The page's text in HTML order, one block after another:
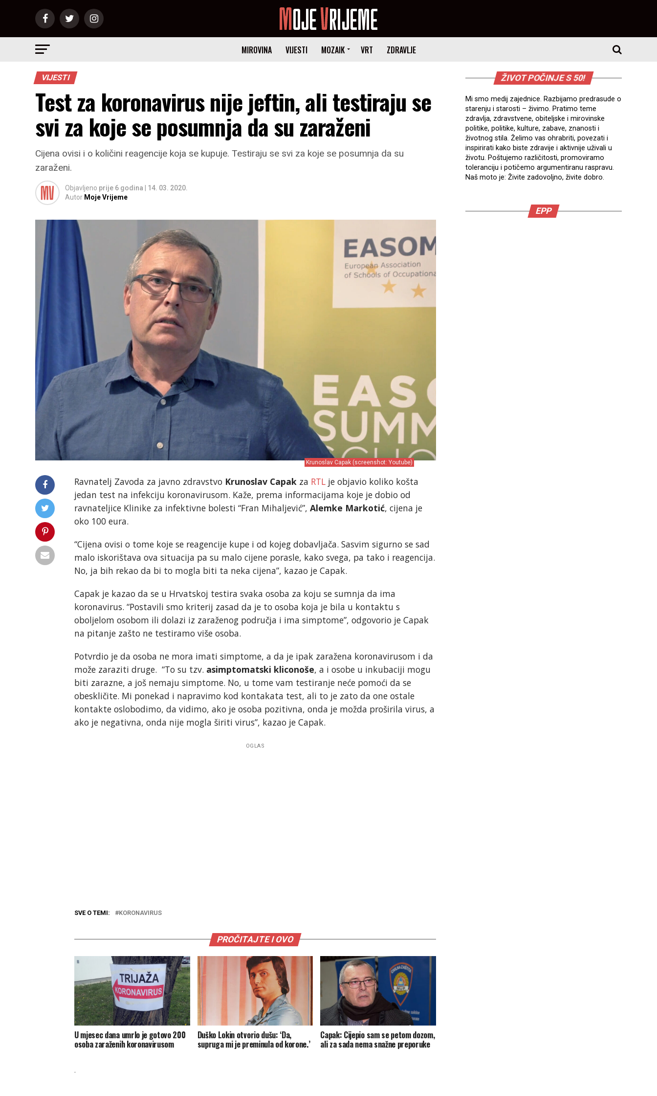
MIROVINA VIJESTI MOZAIK VRT ZDRAVLJE
VIJESTI
Test za koronavirus nije jeftin, ali testiraju se
svi za koje se posumnja da su zaraženi
Cijena ovisi i o količini reagencije koja se kupuje. Testiraju se svi za koje se posumnja da su
zaraženi.
Objavljeno prije 6 godina
14. 03. 2020.
Autor Moje Vrijeme
Krunoslav Capak (screenshot: Youtube)
Ravnatelj Zavoda za javno zdravstvo Krunoslav Capak za RTL je objavio koliko košta
jedan test na infekciju koronavirusom. Kaže, prema informacijama koje je dobio od
ravnateljice Klinike za infektivne bolesti “Fran Mihaljević”, Alemke Markotić, cijena je
oko 100 eura.
“Cijena ovisi o tome koje se reagencije kupe i od kojeg dobavljača. Sasvim sigurno se sad
malo iskorištava ova situacija pa su malo cijene porasle, kako svega, pa tako i reagencija.
No, ja bih rekao da bi to mogla biti ta neka cijena”, kazao je Capak.
Capak je kazao da se u Hrvatskoj testira svaka osoba za koju se sumnja da ima
koronavirus. “Postavili smo kriterij zasad da je to osoba koja je bila u kontaktu s
oboljelom osobom ili dolazi iz zaraženog područja i ima simptome”, odgovorio je Capak
na pitanje zašto ne testiramo više osoba.
Potvrdio je da osoba ne mora imati simptome, a da je ipak zaražena koronavirusom i da
može zaraziti druge. “To su tzv. asimptomatski kliconoše, a i osobe u inkubaciji mogu
biti zarazne, a još nemaju simptome. No, u tome vam testiranje neće pomoći da se
obeskličite. Mi ponekad i napravimo kod kontakata test, ali to je zato da one ostale
kontakte oslobodimo, da vidimo, ako je osoba pozitivna, onda je možda proširila virus, a
ako je negativna, onda nije mogla širiti virus”, kazao je Capak.
OGLAS
SVE O TEMI: KORONAVIRUS
PROČITAJTE I OVO
U mjesec dana umrlo je gotovo 200
osoba zaraženih koronavirusom
Duško Lokin otvorio dušu: ‘Da,
supruga mi je preminula od korone.’
Capak: Cijepio sam se petom dozom,
ali za sada nema snažne preporuke
.
ŽIVOT POČINJE S 50!
Mi smo medij zajednice. Razbijamo predrasude o
starenju i starosti – živimo. Pratimo teme
zdravlja, zdravstvene, obiteljske i mirovinske
politike, politike, kulture, zabave, znanosti i
životnog stila. Želimo vas ohrabriti, povezati i
inspirirati kako biste zdravije i aktivnije uživali u
životu. Poštujemo različitosti, promoviramo
toleranciju i potičemo argumentiranu raspravu.
Naš moto je: Živite zadovoljno, živite dobro.
EPP